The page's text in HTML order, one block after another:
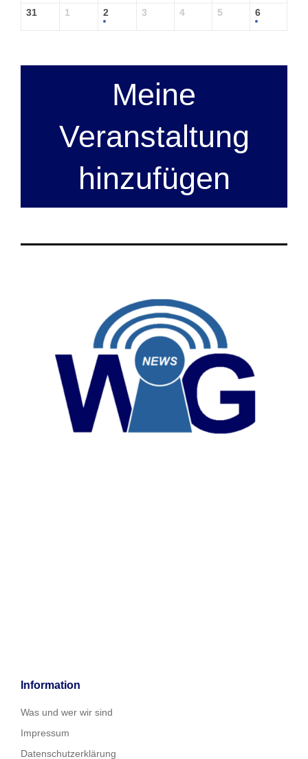
31 1 2 3 4 5 6
Meine
Veranstaltung
hinzufügen
Information
Was und wer wir sind
Impressum
Datenschutzerklärung